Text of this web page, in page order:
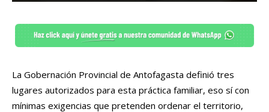
La Gobernación Provincial de Antofagasta definió tres
lugares autorizados para esta práctica familiar, eso sí con
mínimas exigencias que pretenden ordenar el territorio,